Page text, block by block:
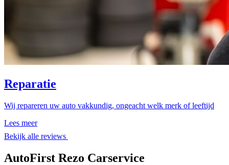
Reparatie
Wij repareren uw auto vakkundig, ongeacht welk merk of leeftijd
Lees meer
Bekijk alle reviews
AutoFirst Rezo Carservice